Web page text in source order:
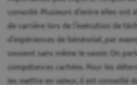
convoité. Plusieurs d’entre elles ont
de carrière lors de l’exécution de
d’expériences de bénévolat, par
souvent sans même le savoir. On
compétences cachées. Pour les
les mettre en valeur, il est conseillé